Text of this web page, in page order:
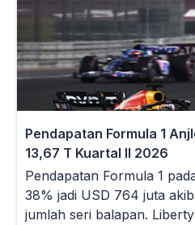
Pendapatan Formula 1
13,67 T Kuartal II 2026
Pendapatan Formula 1
38% jadi USD 764 juta
jumlah seri balapan.